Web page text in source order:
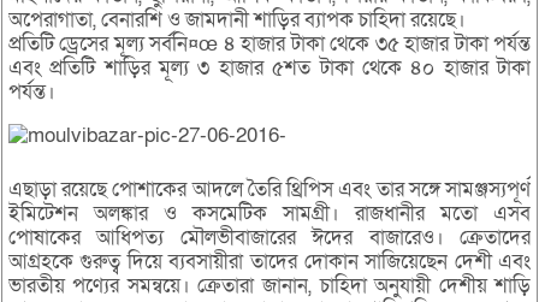
অপেরাগাতা, বেনারশি ও জামদানী শাড়ির ব্যাপক চাহিদা রয়েছে।
প্রতিটি ড্রেসের মূল্য সর্বনি¤œ ৪ হাজার টাকা থেকে ৩৫ হাজার টাকা পর্যন্ত
এবং প্রতিটি শাড়ির মূল্য ৩ হাজার ৫শত টাকা থেকে ৪০ হাজার টাকা
পর্যন্ত।
এছাড়া রয়েছে পোশাকের আদলে তৈরি থ্রিপিস এবং তার সঙ্গে সামঞ্জস্যপূর্ণ
ইমিটেশন অলঙ্কার ও কসমেটিক সামগ্রী। রাজধানীর মতো এসব
পোষাকের আধিপত্য মৌলভীবাজারের ঈদের বাজারেও। ক্রেতাদের
আগ্রহকে গুরুত্ব দিয়ে ব্যবসায়ীরা তাদের দোকান সাজিয়েছেন দেশী এবং
ভারতীয় পণ্যের সমন্বয়ে। ক্রেতারা জানান, চাহিদা অনুযায়ী দেশীয় শাড়ি